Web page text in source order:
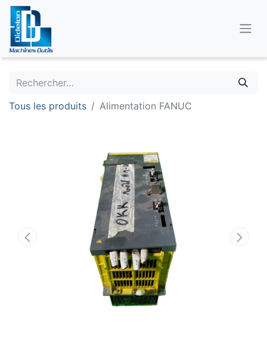
Tous les produits Alimentation FANUC